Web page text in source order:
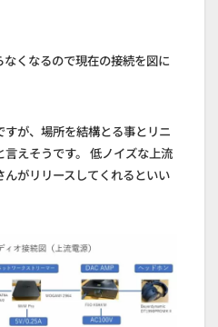
くなるので現在の接続を図に
が、場所を結構とる事とリニ
えそうです。 低ノイズな上流
がリリースしてくれるといい